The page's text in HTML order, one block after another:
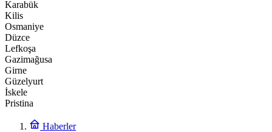
Karabük
Kilis
Osmaniye
Düzce
Lefkoşa
Gazimağusa
Girne
Güzelyurt
İskele
Pristina
Haberler